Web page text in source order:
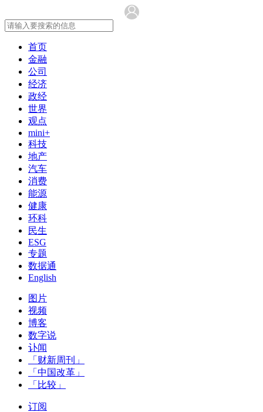
首页
金融
公司
经济
政经
世界
观点
mini+
科技
地产
汽车
消费
能源
健康
环科
民生
ESG
专题
数据通
English
图片
视频
博客
数字说
讣闻
「财新周刊」
「中国改革」
「比较」
订阅